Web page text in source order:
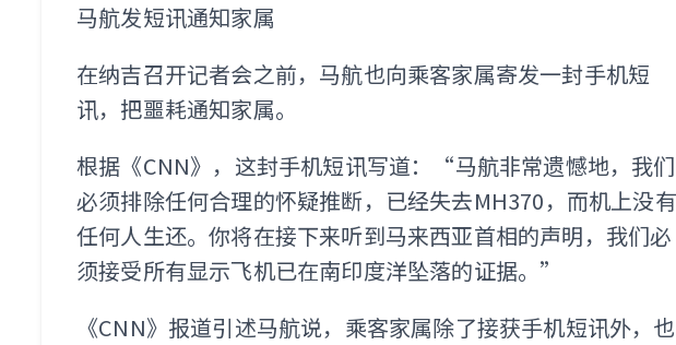
马航发短讯通知家属
在纳吉召开记者会之前，马航也向乘客家属寄发一封手机短
讯，把噩耗通知家属。
根据《CNN》，这封手机短讯写道：“马航非常遗憾地，我们
必须排除任何合理的怀疑推断，已经失去MH370，而机上没有
任何人生还。你将在接下来听到马来西亚首相的声明，我们必
须接受所有显示飞机已在南印度洋坠落的证据。”
《CNN》报道引述马航说，乘客家属除了接获手机短讯外，也